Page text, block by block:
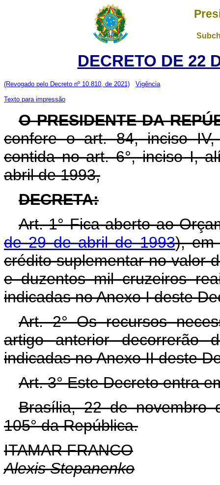
DECRETO DE 22
(Revogado pelo Decreto nº 10.810, de 2021) Vigência
Texto para impressão
O PRESIDENTE DA
confere o art. 84, inciso
contida no art. 6°, inciso I,
abril de 1993,
DECRETA:
Art. 1° Fica aberto ao
de 29 de abril de 1993), em
crédito suplementar no valor
e duzentos mil cruzeiros
indicadas no Anexo I deste
Art. 2° Os recursos
artigo anterior decorrerão
indicadas no Anexo II deste
Art. 3° Este Decreto entra
Brasília, 22 de novembro
105° da República.
ITAMAR FRANCO
Alexis Stepanenko